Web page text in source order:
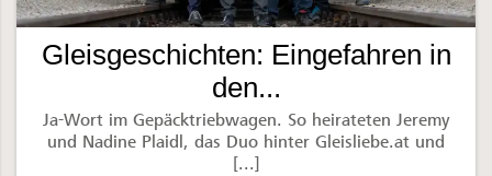
Gleisgeschichten: Eingefahren in
den...
Ja-Wort im Gepäcktriebwagen. So heirateten Jeremy
und Nadine Plaidl, das Duo hinter Gleisliebe.at und
[...]